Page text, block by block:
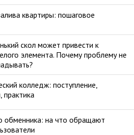
квартиры: пошаговое
скол может привести к
элемента. Почему проблему не
колледж: поступление,
практика
обменника: на что обращают